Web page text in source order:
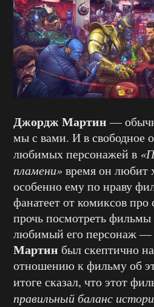
Джордж Мартин —
мы с вами. И в свободное
любимых персонажей в
пламени»время он любит
особенно ему по нраву
фанатеет от комиксов про
прочь посмотреть
любимый его персонаж —
Мартин был скептично
отношению к фильму об
итоге сказал, что этот
правильный баланс